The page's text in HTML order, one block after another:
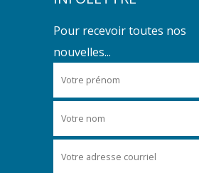
Pour recevoir toutes nos
nouvelles...